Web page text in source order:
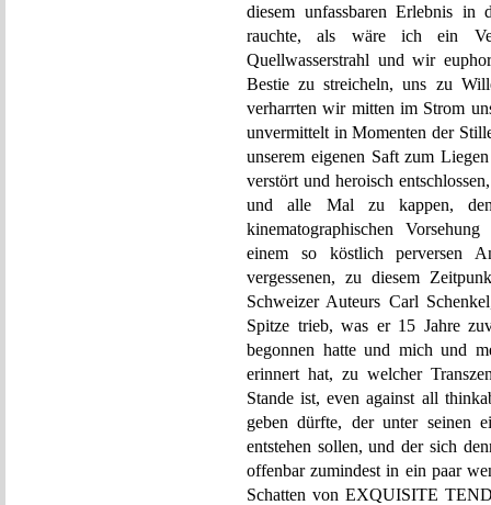
diesem unfassbaren Erlebnis
rauchte, als wäre ich ein
Quellwasserstrahl und wir
Bestie zu streicheln, uns zu
verharrten wir mitten im Strom
unvermittelt in Momenten der
unserem eigenen Saft zum
verstört und heroisch
und alle Mal zu kappen,
kinematographischen
einem so köstlich perversen
vergessenen, zu diesem
Schweizer Auteurs Carl
Spitze trieb, was er 15 Jahre
begonnen hatte und mich und
erinnert hat, zu welcher
Stande ist, even against all
geben dürfte, der unter seinen
entstehen sollen, und der sich
offenbar zumindest in ein paar
Schatten von EXQUISITE